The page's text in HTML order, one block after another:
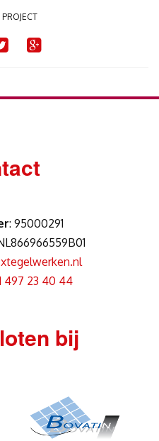
: 95000291
497 23 40 44
bij